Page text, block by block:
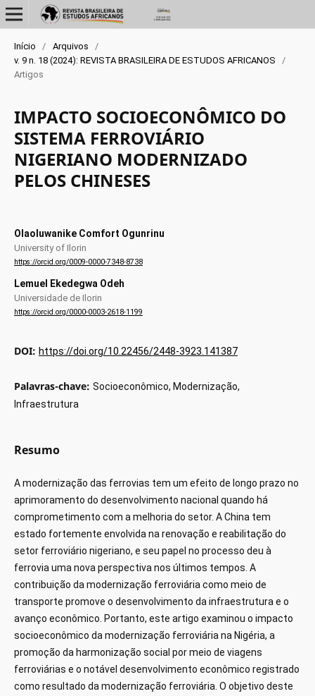
Início / Arquivos
/
v. 9 n. 18 (2024): REVISTA BRASILEIRA DE ESTUDOS AFRICANOS
/
Artigos
IMPACTO SOCIOECONÔMICO DO
SISTEMA FERROVIÁRIO
NIGERIANO MODERNIZADO
PELOS CHINESES
Olaoluwanike Comfort Ogunrinu
University of Ilorin
https://orcid.org/0009-0000-7348-8738
Lemuel Ekedegwa Odeh
Universidade de Ilorin
https://orcid.org/0000-0003-2618-1199
DOI: https://doi.org/10.22456/2448-3923.141387
Palavras-chave: Socioeconômico, Modernização,
Infraestrutura
Resumo
A modernização das ferrovias tem um efeito de longo prazo no
aprimoramento do desenvolvimento nacional quando há
comprometimento com a melhoria do setor. A China tem
estado fortemente envolvida na renovação e reabilitação do
setor ferroviário nigeriano, e seu papel no processo deu à
ferrovia uma nova perspectiva nos últimos tempos. A
contribuição da modernização ferroviária como meio de
transporte promove o desenvolvimento da infraestrutura e o
avanço econômico. Portanto, este artigo examinou o impacto
socioeconômico da modernização ferroviária na Nigéria, a
promoção da harmonização social por meio de viagens
ferroviárias e o notável desenvolvimento econômico registrado
como resultado da modernização ferroviária. O objetivo deste